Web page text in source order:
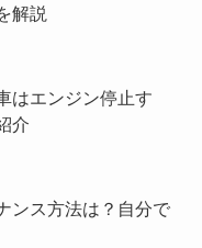
解説
はエンジン停止す
介
ンス方法は？自分で